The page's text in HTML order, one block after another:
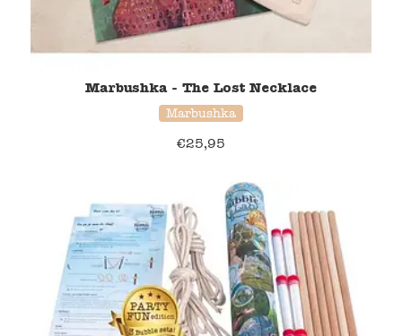
Marbushka - The Lost Necklace
Marbushka
€25,95